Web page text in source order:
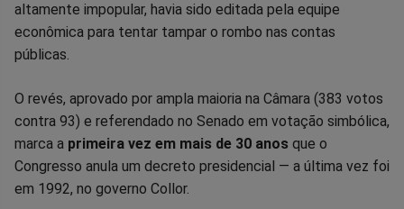
altamente impopular, havia sido editada pela equipe
econômica para tentar tampar o rombo nas contas
públicas.
O revés, aprovado por ampla maioria na Câmara (383 votos
contra 93) e referendado no Senado em votação simbólica,
marca a primeira vez em mais de 30 anos que o
Congresso anula um decreto presidencial — a última vez foi
em 1992, no governo Collor.